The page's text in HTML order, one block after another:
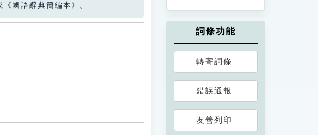
國語辭典簡編本》。
詞條功能
轉寄詞條
錯誤通報
友善列印